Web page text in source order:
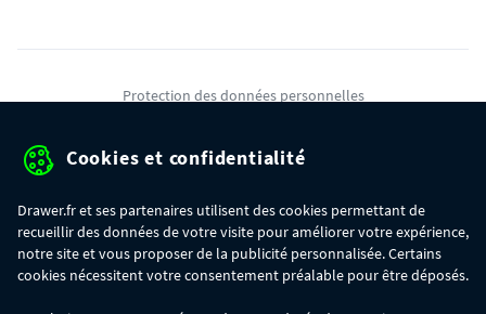
Protection des données personnelles
Gérer mes cookies
Cookies et confidentialité
Drawer.fr et ses partenaires utilisent des cookies permettant de
recueillir des données de votre visite pour améliorer votre expérience,
notre site et vous proposer de la publicité personnalisée. Certains
cookies nécessitent votre consentement préalable pour être déposés.